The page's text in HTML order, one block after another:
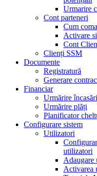
Urmarire
Cont parteneri
Cum
Activare
Cont
Clienți SSM
Documente
Registratură
Generare
Financiar
Urmărire încasări
Urmărire plăți
Planificator
Configurare sistem
Utilizatori
utilizatori
Adaugare
Activarea